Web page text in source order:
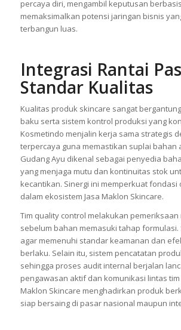
percaya diri, mengambil keputusan
memaksimalkan potensi jaringan bisnis
terbangun luas.
Integrasi Rantai
Standar Kualitas
Kualitas produk skincare sangat
baku serta sistem kontrol produksi yang
Kosmetindo menjalin kerja sama strategis
terpercaya guna memastikan suplai bahan
Gudang Ayu dikenal sebagai penyedia
yang menjaga mutu dan kontinuitas stok
kecantikan. Sinergi ini memperkuat fondasi
dalam ekosistem Jasa Maklon Skincare.
Tim quality control melakukan
sebelum bahan memasuki tahap formulasi.
agar memenuhi standar keamanan dan
berlaku. Selain itu, sistem pencatatan
sehingga proses audit internal berjalan
pengawasan aktif dan komunikasi lintas tim
Maklon Skincare menghadirkan produk
siap bersaing di pasar nasional maupun